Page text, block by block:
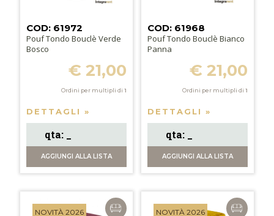
COD: 61972
Pouf Tondo Bouclè Verde
Bosco
€ 21,00
Ordini per multipli di 1
DETTAGLI »
AGGIUNGIALLA LISTA
COD: 61968
Pouf Tondo Bouclè Bianco
Panna
€ 21,00
Ordini per multipli di 1
DETTAGLI »
AGGIUNGI ALLA LISTA
NOVITÀ 2026 NOVITÀ 2026